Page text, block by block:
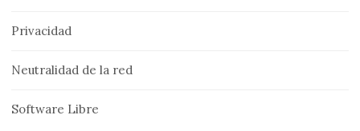
Privacidad
Neutralidad de la red
Software Libre